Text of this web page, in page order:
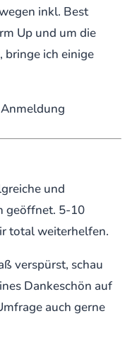
inkl. Best
Up und um die
bringe ich einige
und
geöffnet. 5-10
total weiterhelfen.
verspürst, schau
Dankeschön auf
auch gerne